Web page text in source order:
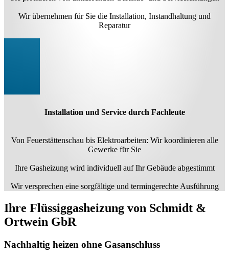
Wir übernehmen für Sie die Installation, Instandhaltung und
Reparatur
Installation und Service durch Fachleute
Von Feuerstättenschau bis Elektroarbeiten: Wir koordinieren alle
Gewerke für Sie
Ihre Gasheizung wird individuell auf Ihr Gebäude abgestimmt
Wir versprechen eine sorgfältige und termingerechte Ausführung
Ihre Flüssiggasheizung von Schmidt &
Ortwein GbR
Nachhaltig heizen ohne Gasanschluss